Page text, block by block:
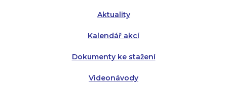
Aktuality
Kalendář akcí
Dokumenty ke stažení
Videonávody